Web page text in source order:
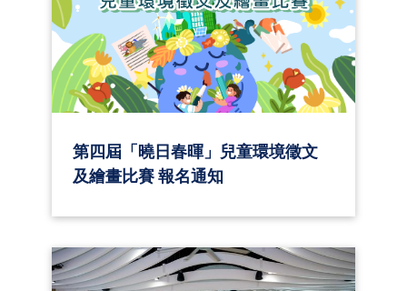
第四屆「曉日春暉」兒童環境徵文
及繪畫比賽 報名通知